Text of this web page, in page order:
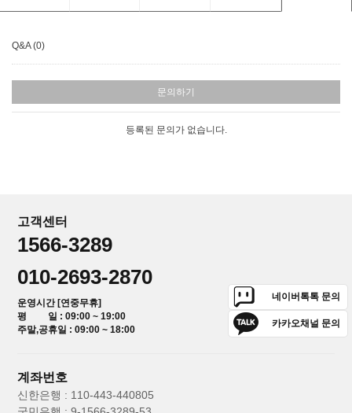
Q&A (0)
문의하기
등록된 문의가 없습니다.
고객센터
1566-3289
010-2693-2870
운영시간 [연중무휴]
평 일 : 09:00 ~ 19:00
주말,공휴일 : 09:00 ~ 18:00
네이버톡톡 문의
카카오채널 문의
계좌번호
신한은행 : 110-443-440805